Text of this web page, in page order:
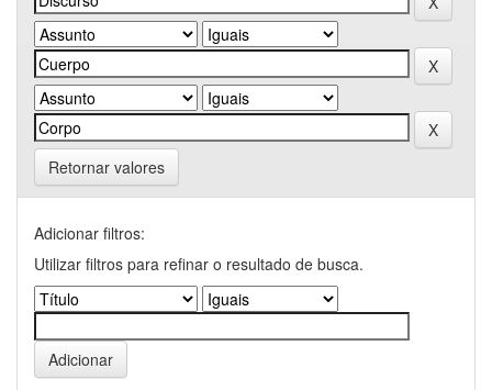
Retornar valores
Adicionar filtros:
Utilizar filtros para refinar o resultado de busca.